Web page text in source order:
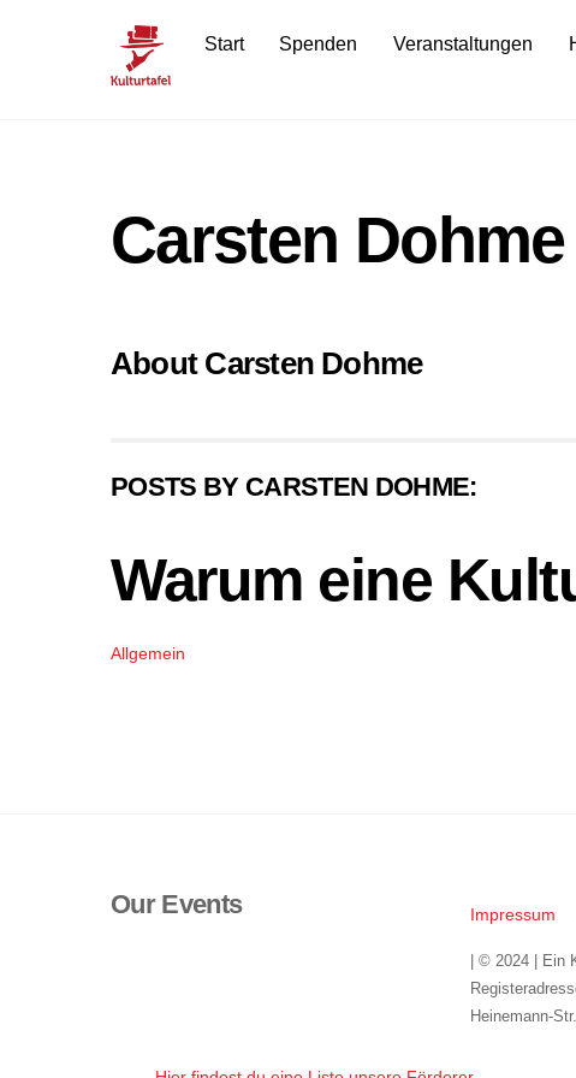
Start Spenden Veranstaltungen
Carsten Dohme
About Carsten Dohme
POSTS BY CARSTEN DOHME:
Warum eine
Allgemein
Our Events Impressum
| © 2024 | Ein
Heinemann-